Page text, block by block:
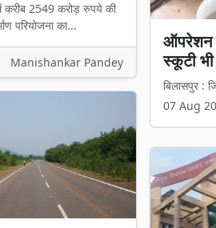
करीब 2549 करोड़ रुपये की
परियोजना का...
Manishankar Pandey
₹2549
बिलासपुर l
07 Aug